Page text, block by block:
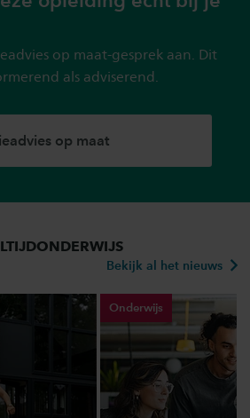
op maat-gesprek aan. Dit
als adviserend.
op maat
Bekijk al het nieuws
Onderwijs